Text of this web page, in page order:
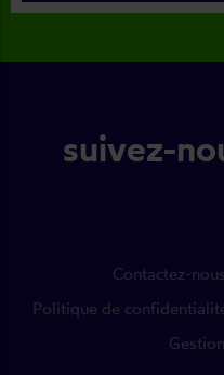
suivez-
Contactez-nous
Politique de